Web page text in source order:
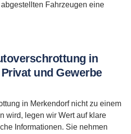
Fahrzeugen eine
in
und Gewerbe
in Merkendorf nicht zu einem
wird, legen wir Wert auf klare
Informationen. Sie nehmen